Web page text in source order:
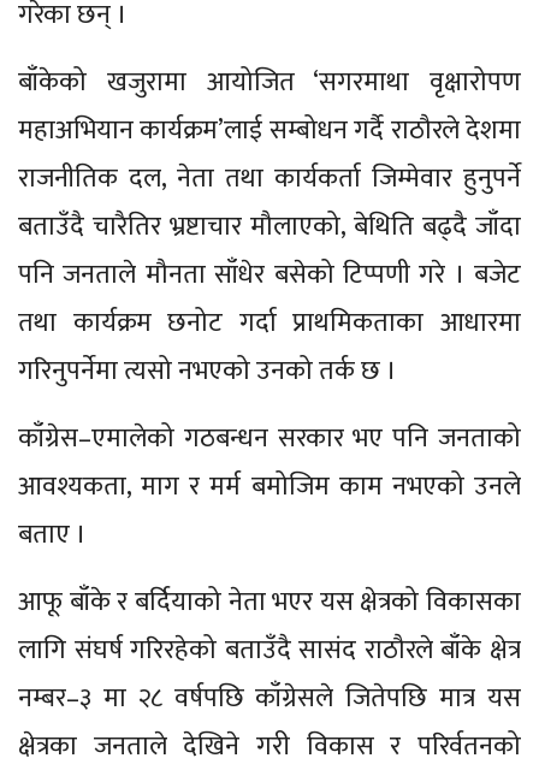
गरेका छन् ।
बाँकेको खजुरामा आयोजित ‘सगरमाथा वृक्षारोपण
महाअभियान कार्यक्रम’लाई सम्बोधन गर्दै राठौरले देशमा
राजनीतिक दल, नेता तथा कार्यकर्ता जिम्मेवार हुनुपर्ने
बताउँदै चारैतिर भ्रष्टाचार मौलाएको, बेथिति बढ्दै जाँदा
पनि जनताले मौनता साँधेर बसेको टिप्पणी गरे । बजेट
तथा कार्यक्रम छनोट गर्दा प्राथमिकताका आधारमा
गरिनुपर्नेमा त्यसो नभएको उनको तर्क छ ।
काँग्रेस–एमालेको गठबन्धन सरकार भए पनि जनताको
आवश्यकता, माग र मर्म बमोजिम काम नभएको उनले
बताए ।
आफू बाँके र बर्दियाको नेता भएर यस क्षेत्रको विकासका
लागि संघर्ष गरिरहेको बताउँदै सासंद राठौरले बाँके क्षेत्र
नम्बर–३ मा २८ वर्षपछि काँग्रेसले जितेपछि मात्र यस
क्षेत्रका जनताले देखिने गरी विकास र परिर्वतनको